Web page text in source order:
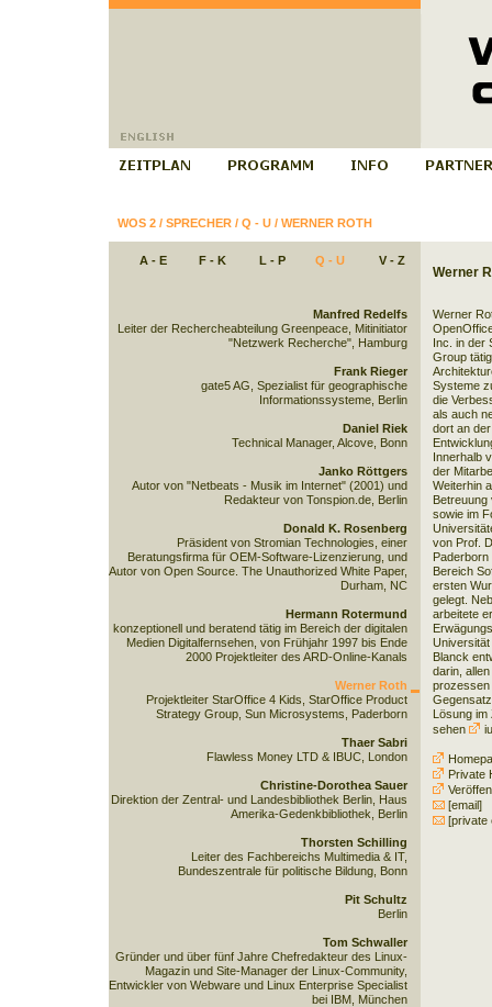
WOS 2/ SPRECHER/ Q - U/ WERNER ROTH
A - E F - K L - P Q - U V - Z
Werner
Werner
Inc. in der
Group
Systeme
die
als auch
dort an
Innerhalb
der
Weiterhin
Betreuung
sowie im
von Prof.
Bereich
ersten
gelegt.
arbeitete
Blanck
darin,
prozessen
Lösung
sehen
Private
[email]
[private
Manfred Redelfs
Leiter der Rechercheabteilung Greenpeace, Mitinitiator
"Netzwerk Recherche", Hamburg
Frank Rieger
gate5 AG, Spezialist für geographische
Informationssysteme, Berlin
Daniel Riek
Technical Manager, Alcove, Bonn
Janko Röttgers
Autor von "Netbeats - Musik im Internet" (2001) und
Redakteur von Tonspion.de, Berlin
Donald K. Rosenberg
Präsident von Stromian Technologies, einer
Beratungsfirma für OEM-Software-Lizenzierung, und
Autor von Open Source. The Unauthorized White Paper,
Durham, NC
Hermann Rotermund
konzeptionell und beratend tätig im Bereich der digitalen
Medien Digitalfernsehen, von Frühjahr 1997 bis Ende
2000 Projektleiter des ARD-Online-Kanals
Werner Roth
Projektleiter StarOffice 4 Kids, StarOffice Product
Strategy Group, Sun Microsystems, Paderborn
Thaer Sabri
Flawless Money LTD & IBUC, London
Christine-Dorothea Sauer
Direktion der Zentral- und Landesbibliothek Berlin, Haus
Amerika-Gedenkbibliothek, Berlin
Thorsten Schilling
Leiter des Fachbereichs Multimedia & IT,
Bundeszentrale für politische Bildung, Bonn
Pit Schultz
Berlin
Tom Schwaller
Gründer und über fünf Jahre Chefredakteur des Linux-
Magazin und Site-Manager der Linux-Community,
Entwickler von Webware und Linux Enterprise Specialist
bei IBM, München